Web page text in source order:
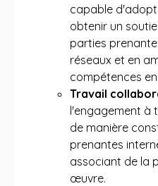
capable
obtenir un
parties
réseaux et en
compétences
Travail
l'engagement à
de manière
prenantes
associant de la
œuvre.